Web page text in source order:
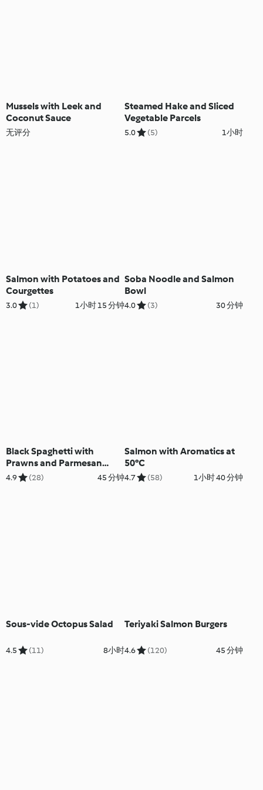
Mussels with Leek and
Coconut Sauce
无评分
Steamed Hake and Sliced
Vegetable Parcels
5.0 (5) 1小时
Salmon with Potatoes and
Courgettes
3.0 (1) 1小时 15 分钟
Soba Noodle and Salmon
Bowl
4.0 (3) 30 分钟
Black Spaghetti with
Prawns and Parmesan
Sauce
4.9 (28) 45 分钟
Salmon with Aromatics at
50°C
4.7 (58) 1小时 40 分钟
Sous-vide Octopus Salad
4.5 (11) 8小时
Teriyaki Salmon Burgers
4.6 (120) 45 分钟